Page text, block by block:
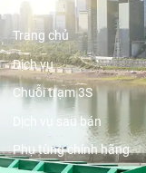
Trang chủ
Dịch vụ
Chuỗi trạm 3S
Dịch vụ sau bán
Phụ tùng chính hãng